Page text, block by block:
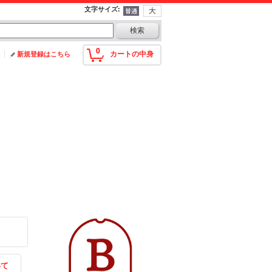
文字サイズ:
0 カートの中身
新規登録はこちら